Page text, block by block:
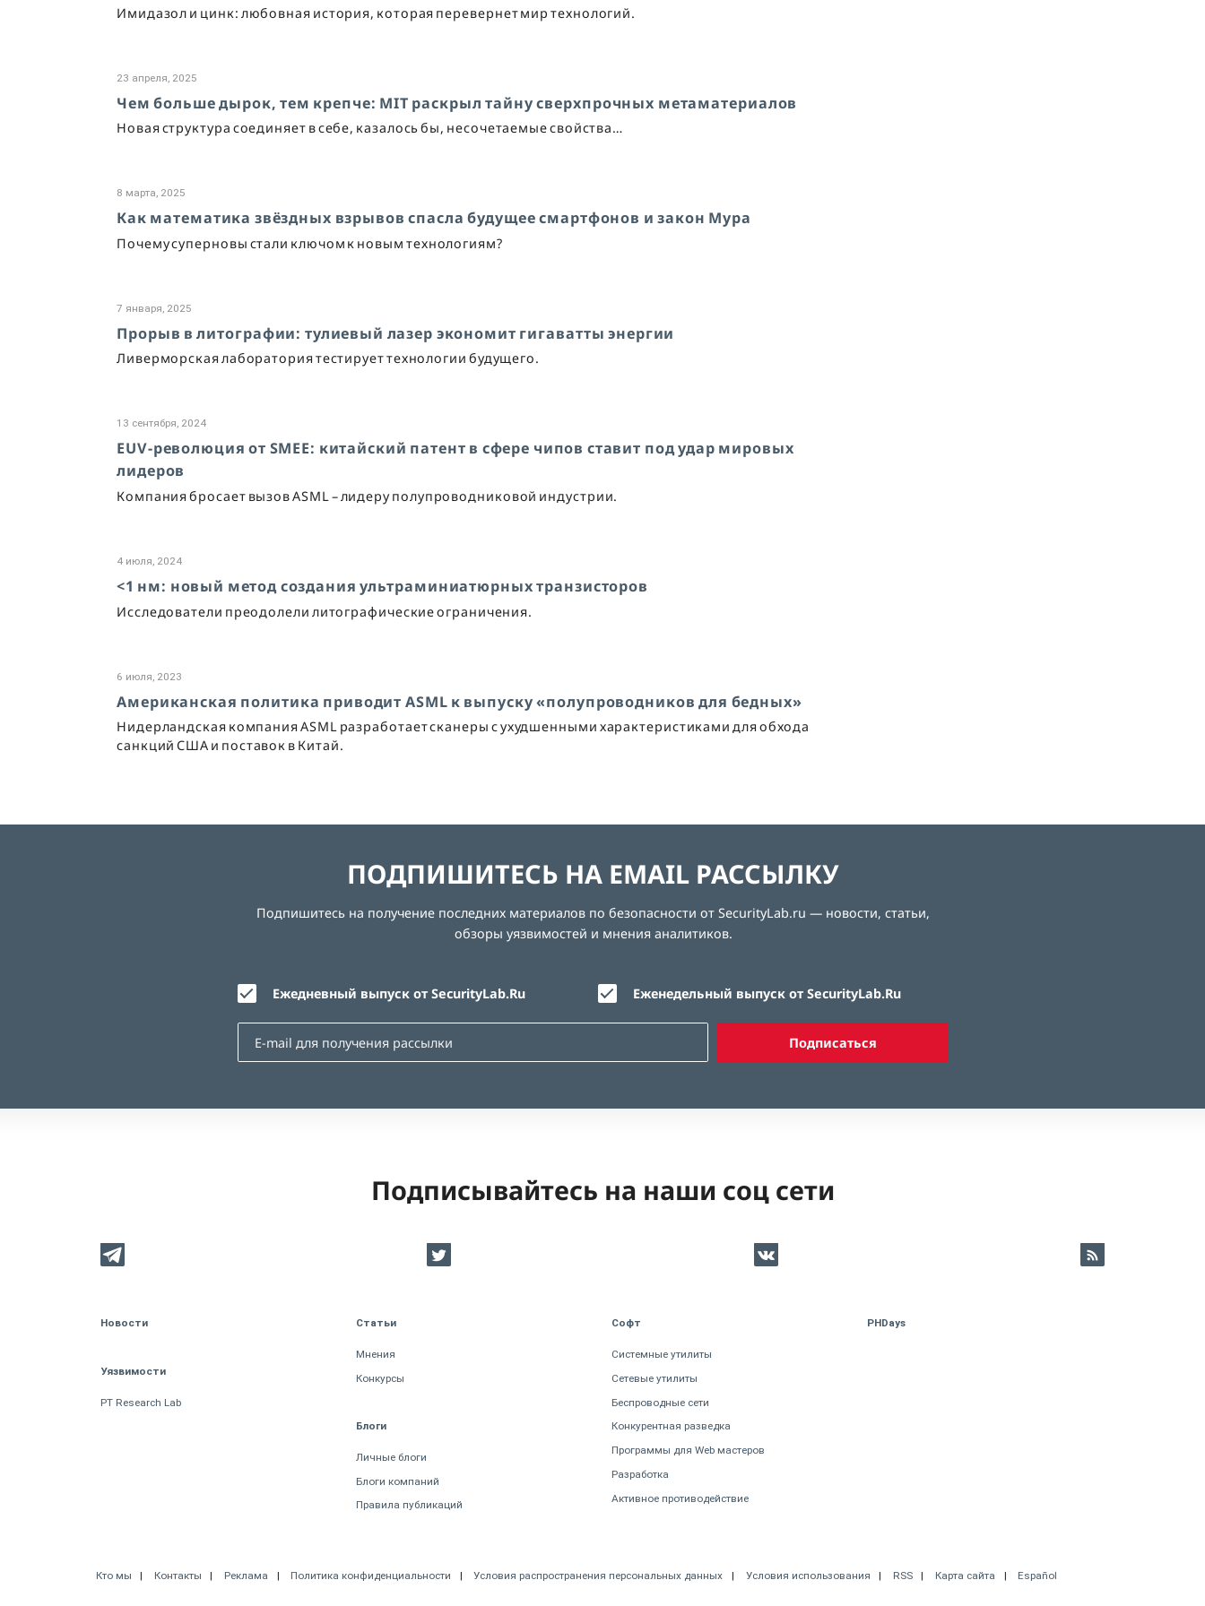
Имидазол и цинк: любовная история, которая перевернет мир технологий.
23 апреля, 2025
Чем больше дырок, тем крепче: MIT раскрыл тайну сверхпрочных метаматериалов
Новая структура соединяет в себе, казалось бы, несочетаемые свойства…
8 марта, 2025
Как математика звёздных взрывов спасла будущее смартфонов и закон Мура
Почему суперновы стали ключом к новым технологиям?
7 января, 2025
Прорыв в литографии: тулиевый лазер экономит гигаватты энергии
Ливерморская лаборатория тестирует технологии будущего.
13 сентября, 2024
EUV-революция от SMEE: китайский патент в сфере чипов ставит под удар мировых
лидеров
Компания бросает вызов ASML – лидеру полупроводниковой индустрии.
4 июля, 2024
<1 нм: новый метод создания ультраминиатюрных транзисторов
Исследователи преодолели литографические ограничения.
6 июля, 2023
Американская политика приводит ASML к выпуску «полупроводников для бедных»
Нидерландская компания ASML разработает сканеры с ухудшенными характеристиками для обхода
санкций США и поставок в Китай.
ПОДПИШИТЕСЬ НА EMAIL РАССЫЛКУ
Подпишитесь на получение последних материалов по безопасности от SecurityLab.ru — новости, статьи,
обзоры уязвимостей и мнения аналитиков.
Ежедневный выпуск от SecurityLab.Ru Еженедельный выпуск от SecurityLab.Ru
Подписаться
Подписывайтесь на наши соц сети
Новости
Уязвимости
PT Research Lab
Статьи
Мнения
Конкурсы
Блоги
Личные блоги
Блоги компаний
Правила публикаций
Софт
Системные утилиты
Сетевые утилиты
Беспроводные сети
Конкурентная разведка
Программы для Web мастеров
Разработка
Активное противодействие
PHDays
Кто мы Контакты Реклама Политика конфиденциальности Условия распространения персональных данных Условия использования RSS Карта сайта Español